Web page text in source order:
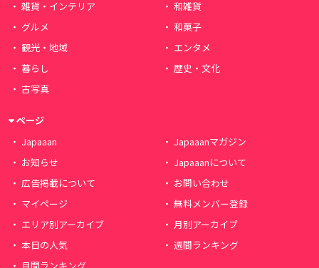
雑貨・インテリア
和雑貨
グルメ
和菓子
観光・地域
エンタメ
暮らし
歴史・文化
古写真
ページ
Japaaan
Japaaanマガジン
お知らせ
Japaaanについて
広告掲載について
お問い合わせ
マイページ
無料メンバー登録
エリア別アーカイブ
月別アーカイブ
本日の人気
週間ランキング